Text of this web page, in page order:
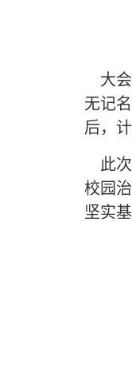
大会
无记
后，
此次
校园
坚实基